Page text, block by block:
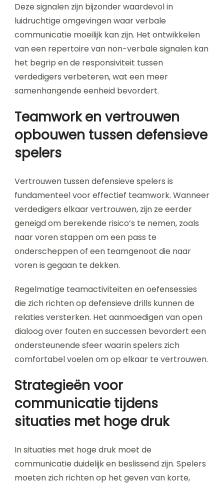
Deze signalen zijn bijzonder waardevol in
luidruchtige omgevingen waar verbale
communicatie moeilijk kan zijn. Het ontwikkelen
van een repertoire van non-verbale signalen kan
het begrip en de responsiviteit tussen
verdedigers verbeteren, wat een meer
samenhangende eenheid bevordert.
Teamwork en vertrouwen
opbouwen tussen defensieve
spelers
Vertrouwen tussen defensieve spelers is
fundamenteel voor effectief teamwork. Wanneer
verdedigers elkaar vertrouwen, zijn ze eerder
geneigd om berekende risico’s te nemen, zoals
naar voren stappen om een pass te
onderscheppen of een teamgenoot die naar
voren is gegaan te dekken.
Regelmatige teamactiviteiten en oefensessies
die zich richten op defensieve drills kunnen de
relaties versterken. Het aanmoedigen van open
dialoog over fouten en successen bevordert een
ondersteunende sfeer waarin spelers zich
comfortabel voelen om op elkaar te vertrouwen.
Strategieën voor
communicatie tijdens
situaties met hoge druk
In situaties met hoge druk moet de
communicatie duidelijk en beslissend zijn. Spelers
moeten zich richten op het geven van korte,